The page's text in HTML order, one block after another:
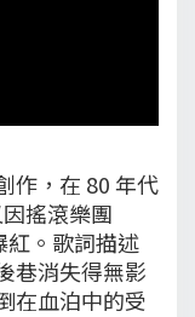
作，在 80 年代
搖滾樂團
紅。歌詞描述
巷消失得無影
在血泊中的受